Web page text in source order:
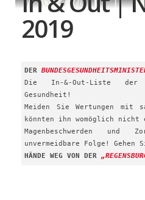
2019
DER
Die In-&-Out-Liste
Gesundheit!
Meiden Sie Wertungen
könnten ihn womöglich nicht
Magenbeschwerden und
unvermeidbare Folge! Gehen
HÄNDE WEG VON DER